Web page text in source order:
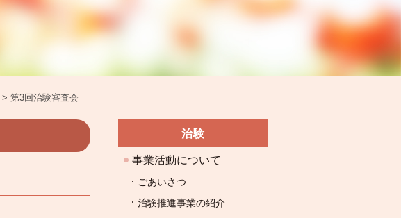
> 第3回治験審査会
治験
事業活動について
ごあいさつ
治験推進事業の紹介